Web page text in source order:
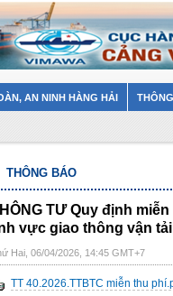
AN NINH HÀNG HẢI
THÔNG BÁO
TƯ Quy định
vực giao thông vận tải
Hai, 06/04/2026, 14:45 GMT+7
TT 40.2026.TTBTC miễn thu